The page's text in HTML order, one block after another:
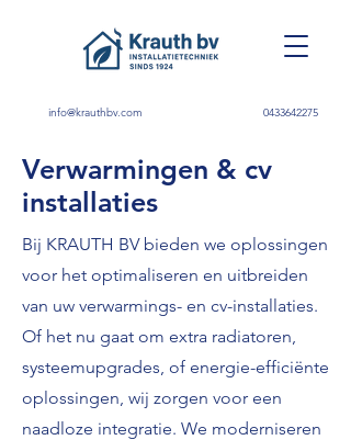
0433642275
info@krauthbv.com
Verwarmingen & cv
installaties
Bij KRAUTH BV bieden we oplossingen
voor het optimaliseren en uitbreiden
van uw verwarmings- en cv-installaties.
Of het nu gaat om extra radiatoren,
systeemupgrades, of energie-efficiënte
oplossingen, wij zorgen voor een
naadloze integratie. We moderniseren